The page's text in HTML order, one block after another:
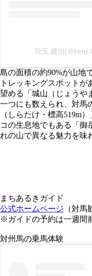
兒玉 建治
島の面積の約90%が山地
トレッキングスポット
望める「城山（じょうや
一つにも数えられ、対馬
（しらたけ・標高519m
コの生息地でもある「御
れの山で異なる魅力を味
まちあるきガイド
公式ホームページ （対馬
※ガイドの予約は一週間
対州馬の乗馬体験